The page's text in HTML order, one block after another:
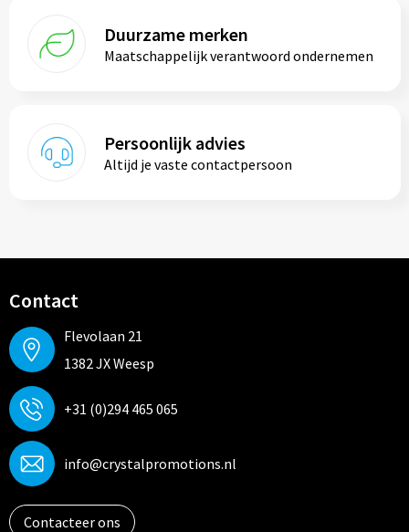
Duurzame merken
Maatschappelijk verantwoord ondernemen
Persoonlijk advies
Altijd je vaste contactpersoon
Contact
Flevolaan 21
1382 JX Weesp
+31 (0)294 465 065
info@crystalpromotions.nl
Contacteer ons